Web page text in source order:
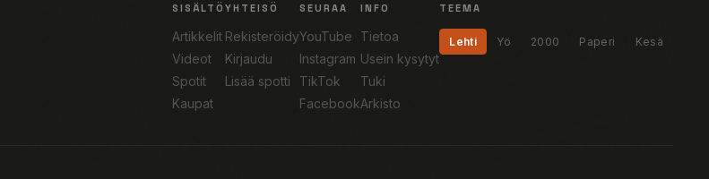
SISÄLTÖ
Artikkelit
Videot
Spotit
Kaupat
YHTEISÖ
Rekisteröidy
Kirjaudu
Lisää spotti
SEURAA
YouTube
Instagram
TikTok
Facebook
INFO
Tietoa
Usein kysytyt
Tuki
Arkisto
TEEMA
Lehti Yö 2000 Paperi Kesä